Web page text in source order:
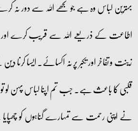
بہترین لباس وہ ہے جو تجھے اللہ سے دور نہ
اطاعت کے ذریعے اللہ سے قریب کرے اور
زینت و تفاخر اور تکبر پر نہ اکسائے۔ ایسا
قلبی کا باعث ہے۔ جب تم اپنا لباس پہن لو
نے اپنی رحمت سے تمہارے گناہوں کو